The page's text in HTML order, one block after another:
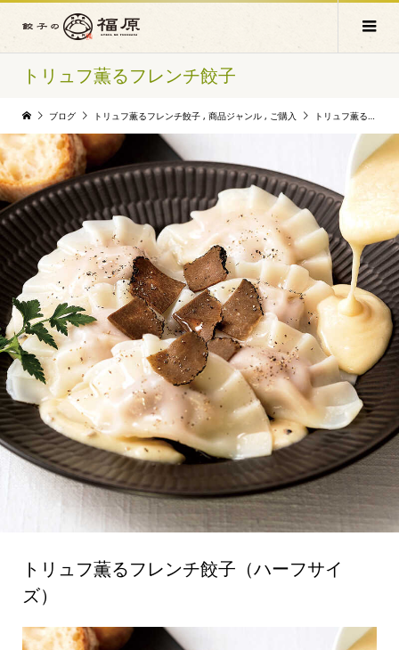
トリュフ薫るフレンチ餃子
ブログ トリュフ薫るフレンチ餃子 , 商品ジャンル , ご購入 トリュフ薫るフレンチ餃子（ハーフサイズ）
トリュフ薫るフレンチ餃子（ハーフサイ
ズ）